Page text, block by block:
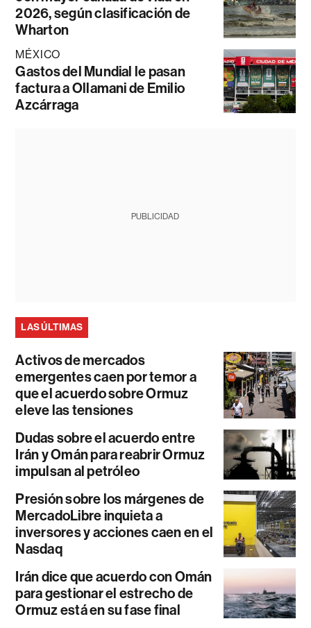
2026, según clasificación de
Wharton
MÉXICO
Gastos del Mundial le pasan
factura a Ollamani de Emilio
Azcárraga
PUBLICIDAD
LAS ÚLTIMAS
Activos de mercados
emergentes caen por temor a
que el acuerdo sobre Ormuz
eleve las tensiones
Dudas sobre el acuerdo entre
Irán y Omán para reabrir Ormuz
impulsan al petróleo
Presión sobre los márgenes de
MercadoLibre inquieta a
inversores y acciones caen en el
Nasdaq
Irán dice que acuerdo con Omán
para gestionar el estrecho de
Ormuz está en su fase final